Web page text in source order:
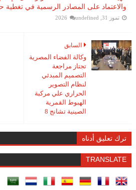
والاعتماد على المصادر الرسمية في تغطية
تموز 31, 2026 undefined
السابق
وكالة الفضاء المصرية
تجتاز مراجعة
التصميم المبدئي
لنظام التصوير
الحراري علي مركبة
الهبوط القمرية
الصينية تشانج 8
ترك تعليق أدناه
TRANSLATE